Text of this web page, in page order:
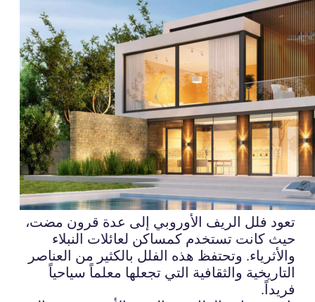
تعود فلل الريف الأوروبي إلى عدة قرون مضت،
حيث كانت تستخدم كمساكن لعائلات النبلاء
والأثرياء. وتحتفظ هذه الفلل بالكثير من العناصر
التاريخية والثقافية التي تجعلها معلماً سياحياً
فريداً.